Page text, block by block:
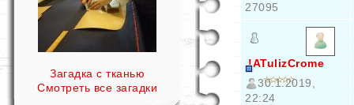
Загадка с тканью
Смотреть все загадки
27095
!ATulizCrome
30.1.2019,
22:24